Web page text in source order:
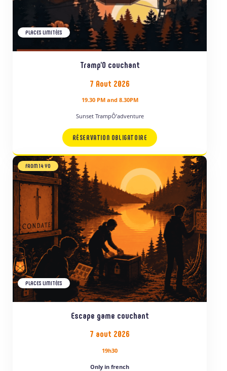
PLACES LIMITÉES
Tramp’O couchant
7 Aout 2026
19.30 PM and 8.30PM
Sunset TrampÔ’adventure
RÉSERVATION OBLIGATOIRE
FROM 14 YO
PLACES LIMITÉES
Escape game couchant
7 aout 2026
19h30
Only in french